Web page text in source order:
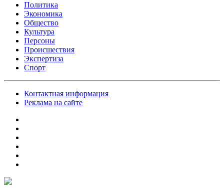
Политика
Экономика
Общество
Культура
Персоны
Происшествия
Экспертиза
Спорт
Контактная информация
Реклама на сайте